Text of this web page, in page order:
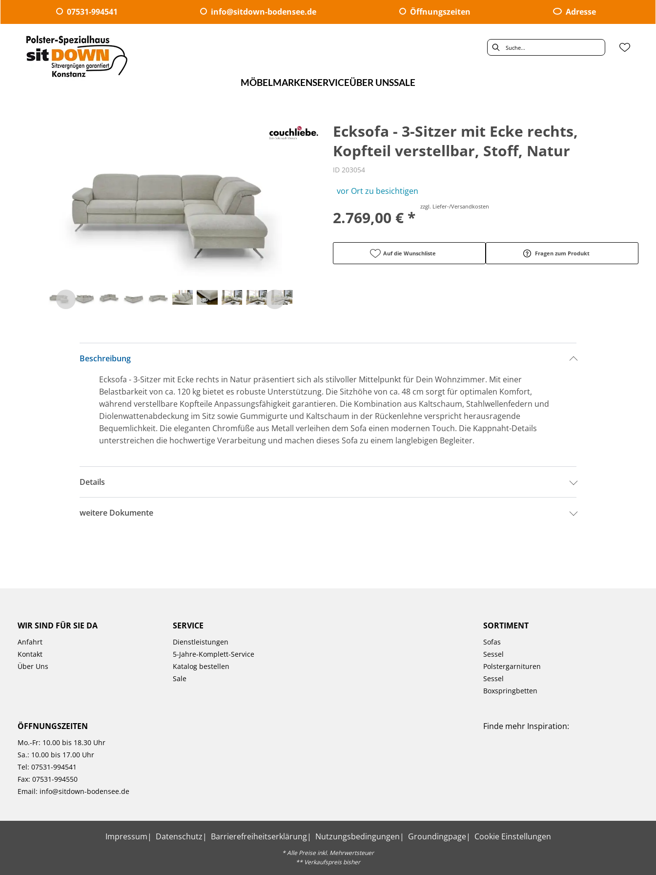
07531-994541 info@sitdown-bodensee.de Öffnungszeiten Adresse
MÖBELMARKENSERVICEÜBER UNSSALE
Ecksofa - 3-Sitzer mit Ecke rechts,
Kopfteil verstellbar, Stoff, Natur
ID 203054
vor Ort zu besichtigen
2.769,00 € *
zzgl. Liefer-/Versandkosten
Auf die Wunschliste Fragen zum Produkt
Beschreibung
Ecksofa - 3-Sitzer mit Ecke rechts in Natur präsentiert sich als stilvoller Mittelpunkt für Dein Wohnzimmer. Mit einer
Belastbarkeit von ca. 120 kg bietet es robuste Unterstützung. Die Sitzhöhe von ca. 48 cm sorgt für optimalen Komfort,
während verstellbare Kopfteile Anpassungsfähigkeit garantieren. Die Kombination aus Kaltschaum, Stahlwellenfedern und
Diolenwattenabdeckung im Sitz sowie Gummigurte und Kaltschaum in der Rückenlehne verspricht herausragende
Bequemlichkeit. Die eleganten Chromfüße aus Metall verleihen dem Sofa einen modernen Touch. Die Kappnaht-Details
unterstreichen die hochwertige Verarbeitung und machen dieses Sofa zu einem langlebigen Begleiter.
Details
weitere Dokumente
WIR SIND FÜR SIE DA
Anfahrt
Kontakt
Über Uns
SERVICE
Dienstleistungen
5-Jahre-Komplett-Service
Katalog bestellen
Sale
SORTIMENT
Sofas
Sessel
Polstergarnituren
Sessel
Boxspringbetten
ÖFFNUNGSZEITEN
Mo.-Fr: 10.00 bis 18.30 Uhr
Sa.: 10.00 bis 17.00 Uhr
Tel: 07531-994541
Fax: 07531-994550
Email: info@sitdown-bodensee.de
Finde mehr Inspiration:
Impressum Datenschutz Barrierefreiheitserklärung Nutzungsbedingungen Groundingpage Cookie Einstellungen
* Alle Preise inkl. Mehrwertsteuer
** Verkaufspreis bisher